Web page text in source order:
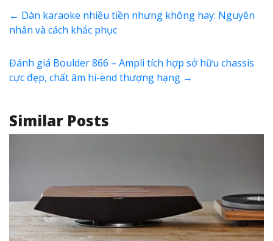
← Dàn karaoke nhiều tiền nhưng không hay: Nguyên
nhân và cách khắc phục
Đánh giá Boulder 866 – Ampli tích hợp sở hữu chassis
cực đẹp, chất âm hi-end thượng hạng →
Similar Posts